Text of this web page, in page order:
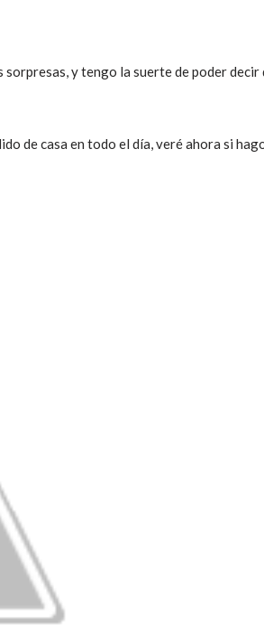
y tengo la suerte de poder decir
de casa en todo el día, veré ahora si